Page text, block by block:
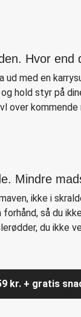
Hvor end
ud med en
hold styr på
over
Mindre
ikke i
forhånd, så du
du ikke
kr. + gratis